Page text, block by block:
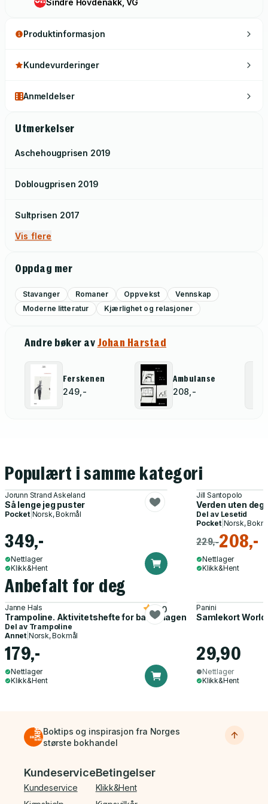
Produktinformasjon
Kundevurderinger
Anmeldelser
Utmerkelser
Aschehougprisen 2019
Doblougprisen 2019
Sultprisen 2017
Vis flere
Oppdag mer
Stavanger Romaner Oppvekst
Vennskap
Moderne litteratur
Kjærlighet og relasjoner
Andre bøker avJohan Harstad
Ferskenen
249,-
Ambulanse
208,-
Populært i samme kategori
Jorunn Strand Askeland
Så lenge jeg puster
Pocket| Norsk, Bokmål
349,-
Nettlager
Klikk&Hent
Jill Santopolo
Verden uten deg
Del av Lesetid
Pocket| Norsk,
229,-208,-
Nettlager
Klikk&Hent
Anbefalt for deg
Janne Hals
Trampoline. Aktivitetshefte for barnehagen
5.0
Del av Trampoline
Annet Norsk, Bokmål
179,-
Nettlager
Klikk&Hent
Panini
Samlekort
29,90
Nettlager
Klikk&Hent
Boktips og inspirasjon fra Norges
største bokhandel
Bunnmeny
Kundeservice
Kundeservice
Betingelser
Klikk&Hent